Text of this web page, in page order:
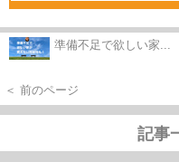
準備不足で欲しい家...
＜ 前のページ
記事